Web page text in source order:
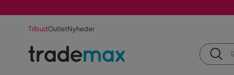
TilbudOutletNyheder